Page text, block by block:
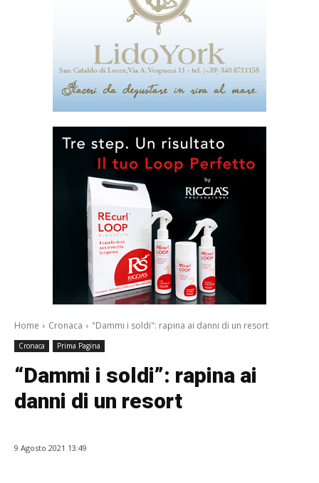
Home Cronaca "Dammi i soldi": rapina ai danni di un resort
Cronaca Prima Pagina
“Dammi i soldi”: rapina ai
danni di un resort
9 Agosto 2021 13:49